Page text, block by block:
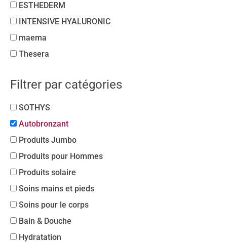
ESTHEDERM
INTENSIVE HYALURONIC
maema
Thesera
Filtrer par catégories
SOTHYS
Autobronzant
Produits Jumbo
Produits pour Hommes
Produits solaire
Soins mains et pieds
Soins pour le corps
Bain & Douche
Hydratation